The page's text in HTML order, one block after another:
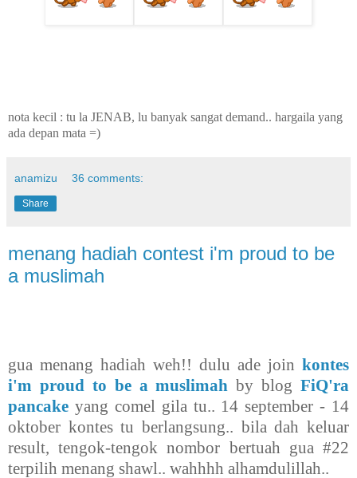
nota kecil : tu la JENAB, lu banyak sangat demand.. hargaila yang
ada depan mata =)
anamizu 36 comments:
Share
menang hadiah contest i'm proud to be
a muslimah
gua menang hadiah weh!! dulu ade join kontes
i'm proud to be a muslimah by blog FiQ'ra
pancake yang comel gila tu.. 14 september - 14
oktober kontes tu berlangsung.. bila dah keluar
result, tengok-tengok nombor bertuah gua #22
terpilih menang shawl.. wahhhh alhamdulillah..